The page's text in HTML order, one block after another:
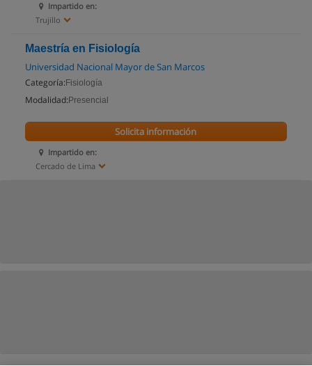
Impartido en:
Trujillo
Maestría en Fisiología
Universidad Nacional Mayor de San Marcos
Categoría: Fisiología
Modalidad: Presencial
Impartido en:
Cercado de Lima
Solicita información